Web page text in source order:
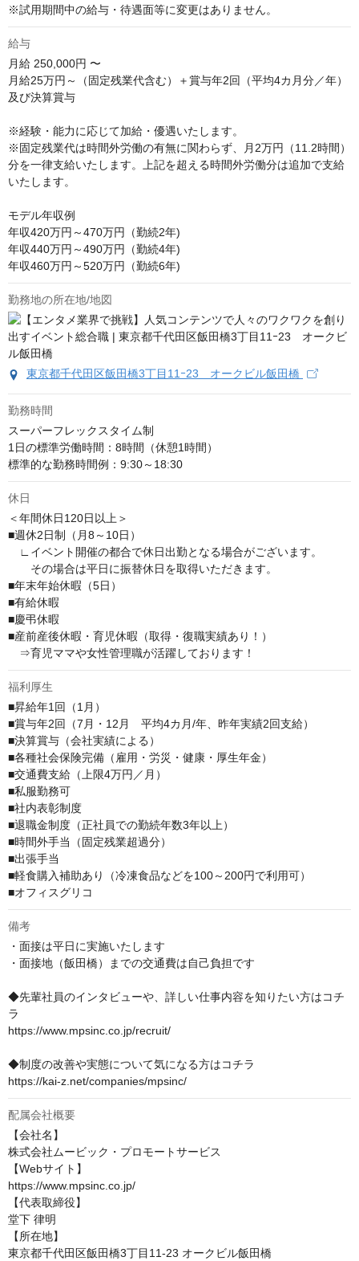
※試用期間中の給与・待遇面等に変更はありません。
給与
月給 250,000円 〜
月給25万円～（固定残業代含む）＋賞与年2回（平均4カ月分／年）
及び決算賞与
※経験・能力に応じて加給・優遇いたします。
※固定残業代は時間外労働の有無に関わらず、月2万円（11.2時間）
分を一律支給いたします。上記を超える時間外労働分は追加で支給
いたします。
モデル年収例
年収420万円～470万円（勤続2年)
年収440万円～490万円（勤続4年)
年収460万円～520万円（勤続6年)
勤務地の所在地/地図
東京都千代田区飯田橋3丁目11ｰ23 オークビル飯田橋
勤務時間
スーパーフレックスタイム制
1日の標準労働時間：8時間（休憩1時間）
標準的な勤務時間例：9:30～18:30
休日
＜年間休日120日以上＞
■週休2日制（月8～10日）
∟イベント開催の都合で休日出勤となる場合がございます。
その場合は平日に振替休日を取得いただきます。
■年末年始休暇（5日）
■有給休暇
■慶弔休暇
■産前産後休暇・育児休暇（取得・復職実績あり！）
⇒育児ママや女性管理職が活躍しております！
福利厚生
■昇給年1回（1月）
■賞与年2回（7月・12月　平均4カ月/年、昨年実績2回支給）
■決算賞与（会社実績による）
■各種社会保険完備（雇用・労災・健康・厚生年金）
■交通費支給（上限4万円／月）
■私服勤務可
■社内表彰制度
■退職金制度（正社員での勤続年数3年以上）
■時間外手当（固定残業超過分）
■出張手当
■軽食購入補助あり（冷凍食品などを100～200円で利用可）
■オフィスグリコ
備考
・面接は平日に実施いたします
・面接地（飯田橋）までの交通費は自己負担です
◆先輩社員のインタビューや、詳しい仕事内容を知りたい方はコチ
ラ
https://www.mpsinc.co.jp/recruit/
◆制度の改善や実態について気になる方はコチラ
https://kai-z.net/companies/mpsinc/
配属会社概要
【会社名】
株式会社ムービック・プロモートサービス
【Webサイト】
https://www.mpsinc.co.jp/
【代表取締役】
堂下 律明
【所在地】
東京都千代田区飯田橋3丁目11-23 オークビル飯田橋